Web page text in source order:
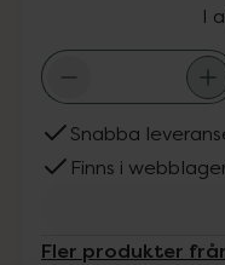
I
Snabba
Finns i
Fler produkter